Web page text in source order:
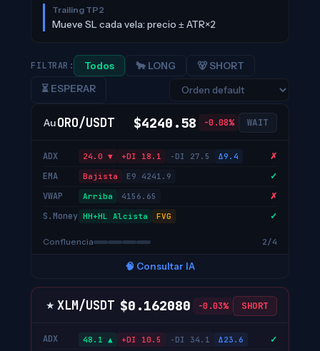
Trailing TP2
Mueve SL cada vela: precio ± ATR×2
FILTRAR: Todos 🐂 LONG
🐻 SHORT
⏳ ESPERAR
AuORO/USDT $4240.58 -0.08% WAIT
ADX 24.0 ▼ +DI 18.1 -DI 27.5 Δ9.4 ✗
EMA Bajista E9 4241.9 ✓
VWAP Arriba 4156.65 ✗
S.Money HH+HL Alcista FVG ✓
Confluencia 2/4
🧠 Consultar IA
★ XLM/USDT $0.162080 -0.03% SHORT
ADX 48.1 ▲ +DI 10.5 -DI 34.1 Δ23.6 ✓